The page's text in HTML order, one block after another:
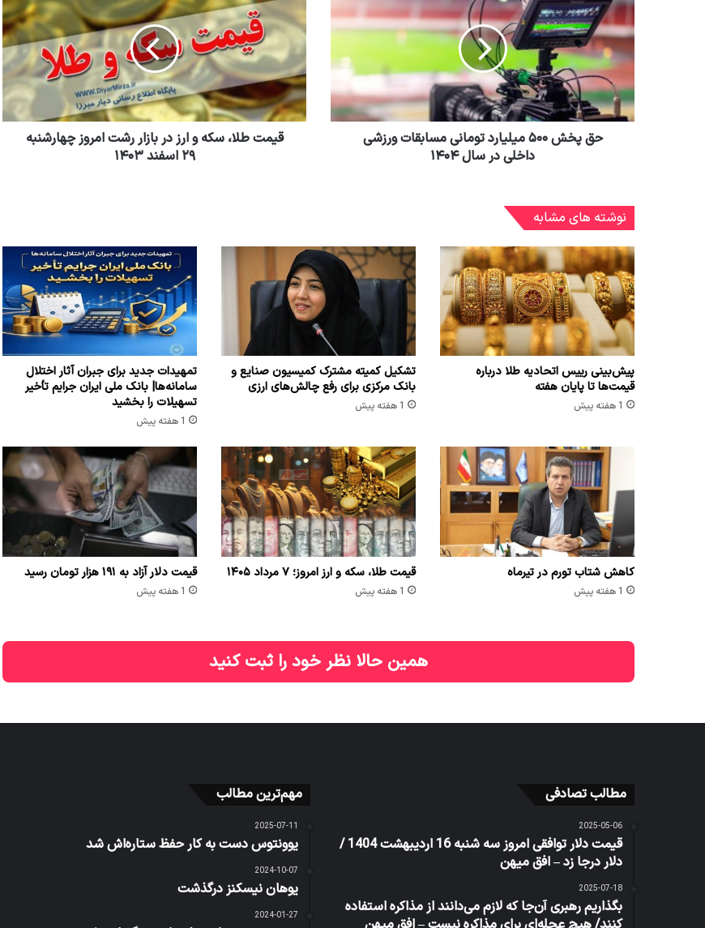
حق پخش ۵۰۰ میلیارد تومانی مسابقات ورزشی
داخلی در سال ۱۴۰۴
قیمت طلا، سکه و ارز در بازار رشت امروز چهارشنبه
۲۹ اسفند ۱۴۰۳
نوشته های مشابه
پیش‌بینی رییس اتحادیه طلا درباره
قیمت‌ها تا پایان هفته
1 هفته پیش
تشکیل کمیته مشترک کمیسیون صنایع و
بانک مرکزی برای رفع چالش‌های ارزی
1 هفته پیش
تمهیدات جدید برای جبران آثار اختلال
سامانه‌ها| بانک ملی ایران جرایم تأخیر
تسهیلات را بخشید
1 هفته پیش
کاهش شتاب تورم در تیرماه
1 هفته پیش
قیمت طلا، سکه و ارز امروز؛ ۷ مرداد ۱۴۰۵
1 هفته پیش
قیمت دلار آزاد به ۱۹۱ هزار تومان رسید
1 هفته پیش
همین حالا نظر خود را ثبت کنید
مطالب تصادفی
2025-05-06
قیمت دلار توافقی امروز سه شنبه 16 اردیبهشت 1404 /
دلار درجا زد – افق میهن
2025-07-18
بگذاریم رهبری آن‌جا که لازم می‌دانند از مذاکره استفاده
مهم‌ترین مطالب
2025-07-11
یوونتوس دست به کار حفظ ستاره‌اش شد
2024-10-07
یوهان نیسکنز درگذشت
2024-01-27